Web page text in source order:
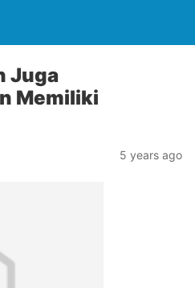
Juga
Memiliki
5 years ago